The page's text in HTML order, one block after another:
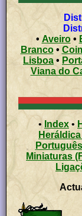
• Aveiro•
Branco•
Lisboa •
Viana do
• Index •
Português
Miniaturas